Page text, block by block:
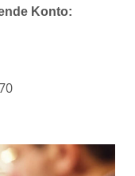
Konto: